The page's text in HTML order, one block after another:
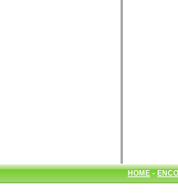
HOME-